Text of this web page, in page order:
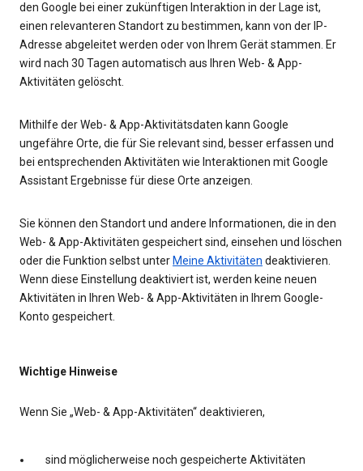
den Google bei einer zukünftigen Interaktion in der Lage ist,
einen relevanteren Standort zu bestimmen, kann von der IP-
Adresse abgeleitet werden oder von Ihrem Gerät stammen. Er
wird nach 30 Tagen automatisch aus Ihren Web- & App-
Aktivitäten gelöscht.
Mithilfe der Web- & App-Aktivitätsdaten kann Google
ungefähre Orte, die für Sie relevant sind, besser erfassen und
bei entsprechenden Aktivitäten wie Interaktionen mit Google
Assistant Ergebnisse für diese Orte anzeigen.
Sie können den Standort und andere Informationen, die in den
Web- & App-Aktivitäten gespeichert sind, einsehen und löschen
oder die Funktion selbst unter Meine Aktivitäten deaktivieren.
Wenn diese Einstellung deaktiviert ist, werden keine neuen
Aktivitäten in Ihren Web- & App-Aktivitäten in Ihrem Google-
Konto gespeichert.
Wichtige Hinweise
Wenn Sie „Web- & App-Aktivitäten“ deaktivieren,
sind möglicherweise noch gespeicherte Aktivitäten